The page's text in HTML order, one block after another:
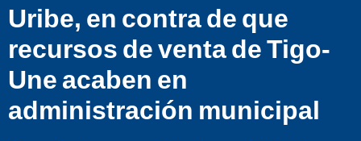
Uribe, en contra de que
recursos de venta de Tigo-
Une acaben en
administración municipal